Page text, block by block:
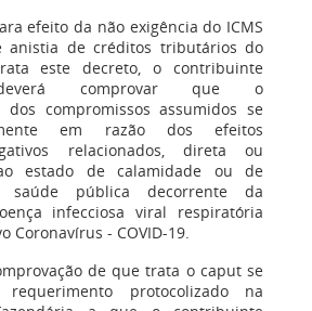
efeito da não exigência do ICMS
anistia de créditos tributários do
este decreto, o contribuinte
comprovar que o
dos compromissos assumidos se
em razão dos efeitos
relacionados, direta ou
estado de calamidade ou de
saúde pública decorrente da
infecciosa viral respiratória
Coronavírus - COVID-19.
de que trata o caput se
protocolizado na